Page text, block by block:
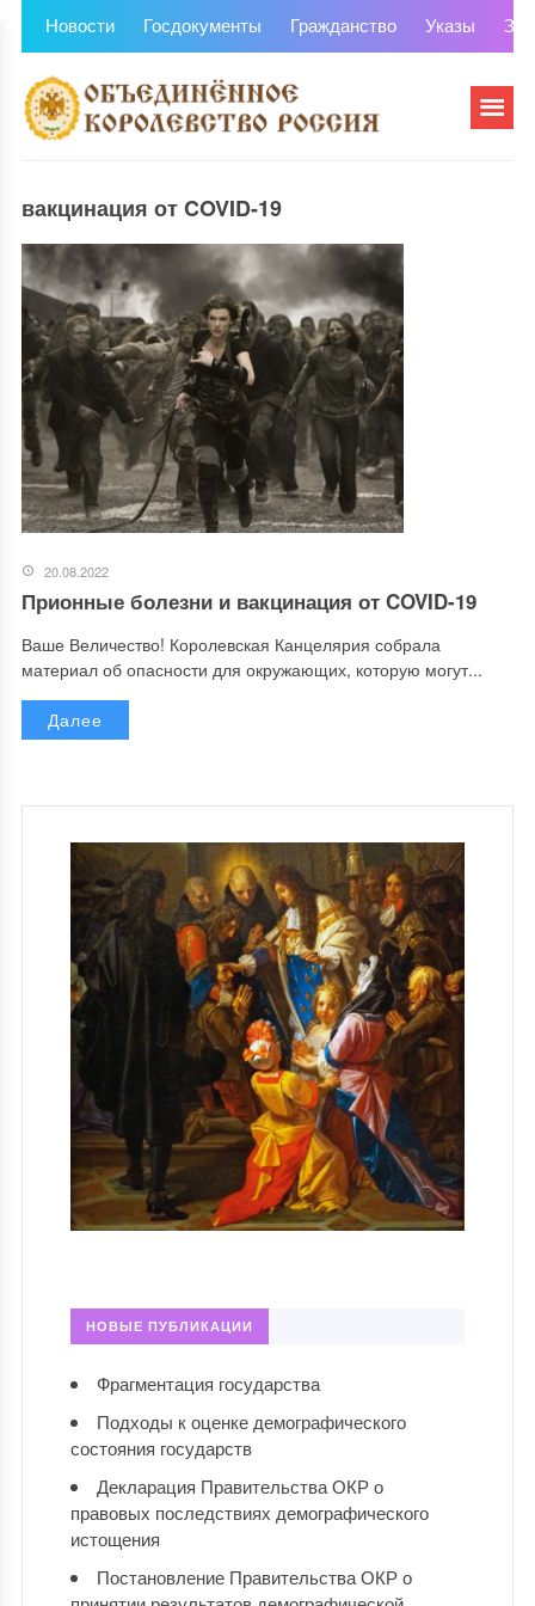
Новости Госдокументы Гражданство Указы
вакцинация от COVID-19
20.08.2022
Прионные болезни и вакцинация от COVID-19
Ваше Величество! Королевская Канцелярия собрала
материал об опасности для окружающих, которую могут...
Далее
НОВЫЕ ПУБЛИКАЦИИ
Фрагментация государства
Подходы к оценке демографического
состояния государств
Декларация Правительства ОКР о
правовых последствиях демографического
истощения
Постановление Правительства ОКР о